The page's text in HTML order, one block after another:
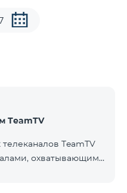
TeamTV
TeamTV
охватывающими